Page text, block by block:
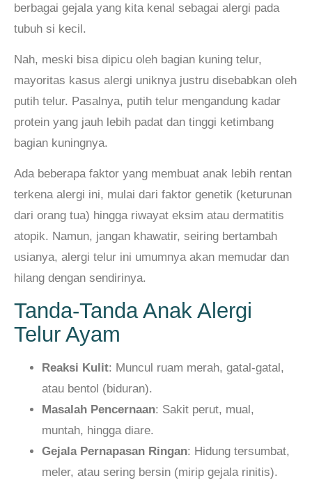
berbagai gejala yang kita kenal sebagai alergi pada
tubuh si kecil.
Nah, meski bisa dipicu oleh bagian kuning telur,
mayoritas kasus alergi uniknya justru disebabkan oleh
putih telur. Pasalnya, putih telur mengandung kadar
protein yang jauh lebih padat dan tinggi ketimbang
bagian kuningnya.
Ada beberapa faktor yang membuat anak lebih rentan
terkena alergi ini, mulai dari faktor genetik (keturunan
dari orang tua) hingga riwayat eksim atau dermatitis
atopik. Namun, jangan khawatir, seiring bertambah
usianya, alergi telur ini umumnya akan memudar dan
hilang dengan sendirinya.
Tanda-Tanda Anak Alergi
Telur Ayam
Reaksi Kulit: Muncul ruam merah, gatal-gatal,
atau bentol (biduran).
Masalah Pencernaan: Sakit perut, mual,
muntah, hingga diare.
Gejala Pernapasan Ringan: Hidung tersumbat,
meler, atau sering bersin (mirip gejala rinitis).